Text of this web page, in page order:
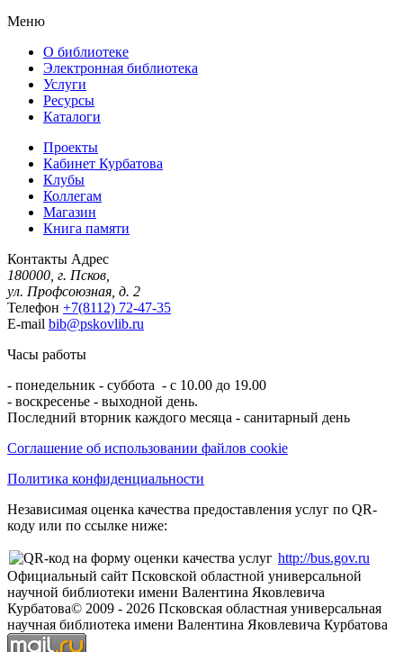
Меню
О библиотеке
Электронная библиотека
Услуги
Ресурсы
Каталоги
Проекты
Кабинет Курбатова
Клубы
Коллегам
Магазин
Книга памяти
Контакты Адрес
180000, г. Псков,
ул. Профсоюзная, д. 2
Телефон +7(8112) 72-47-35
E-mail bib@pskovlib.ru
Часы работы
- понедельник - суббота - с 10.00 до 19.00
- воскресенье - выходной день.
Последний вторник каждого месяца - санитарный день
Соглашение об использовании файлов cookie
Политика конфиденциальности
Независимая оценка качества предоставления услуг по QR-
коду или по ссылке ниже:
http://bus.gov.ru
Официальный сайт Псковской областной универсальной
научной библиотеки имени Валентина Яковлевича
Курбатова© 2009 - 2026 Псковская областная универсальная
научная библиотека имени Валентина Яковлевича Курбатова